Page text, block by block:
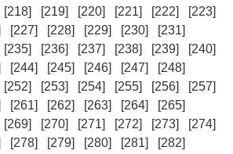
[218] [219] [220] [221] [222]
[223]
[227] [228] [229] [230]
[231]
[235] [236] [237] [238] [239]
[240]
[244] [245] [246] [247]
[248]
[252] [253] [254] [255] [256]
[257]
[261] [262] [263] [264]
[265]
[269] [270] [271] [272] [273]
[274]
[278] [279] [280] [281]
[282]